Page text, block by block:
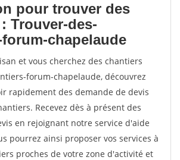
pour trouver des
Trouver-des-
chapelaude
et vous cherchez des chantiers
forum-chapelaude, découvrez
rapidement des demande de devis
Recevez dès à présent des
en rejoignant notre service d'aide
pourrez ainsi proposer vos services à
proches de votre zone d'activité et